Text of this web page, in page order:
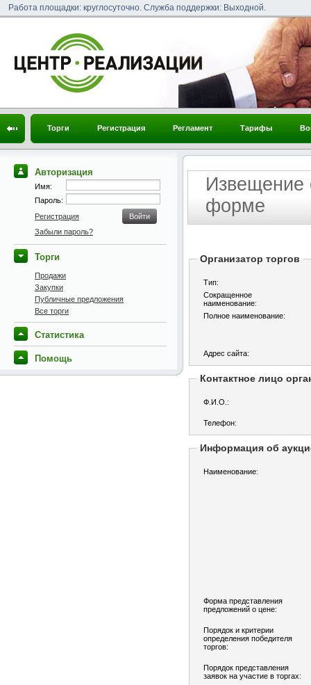
Работа площадки: круглосуточно. Служба поддержки: Выходной.
Торги Регистрация Регламент Тарифы
Авторизация
Имя:
Пароль:
Регистрация
Забыли пароль?
Торги
Продажи
Закупки
Публичные предложения
Все торги
Статистика
Помощь
Извещение
форме
Организатор торгов
Тип:
Сокращенное
наименование:
Полное наименование:
Адрес сайта:
Контактное лицо
Ф.И.О.:
Телефон:
Информация об
Наименование:
Форма представления
предложений о цене:
Порядок и критерии
определения победителя
торгов:
Порядок представления
заявок на участие в торгах: